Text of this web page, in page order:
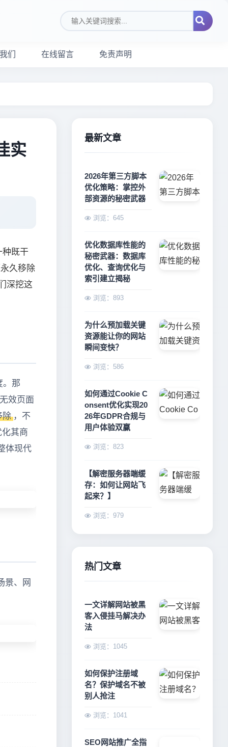
搜索关键词
们 在线留言 免责声明
实
种既干
久移除
深挖这
。那
效页面
除 ，不
其商
体现代
景、网
最新文章
2026年第三方脚本
优化策略：掌控外
部资源的秘密武器
浏览：645
优化数据库性能的
秘密武器：数据库
优化、查询优化与
索引建立揭秘
浏览：893
为什么预加载关键
资源能让你的网站
瞬间变快？
浏览：586
如何通过Cookie C
onsent优化实现20
26年GDPR合规与
用户体验双赢
浏览：823
【解密服务器端缓
存：如何让网站飞
起来？】
浏览：979
热门文章
一文详解网站被黑
客入侵挂马解决办
法
浏览：1045
如何保护注册域
名？保护域名不被
别人抢注
浏览：1041
SEO网站推广全指